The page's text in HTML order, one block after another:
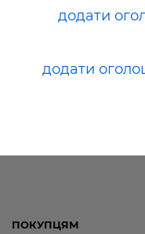
додати
додати
ПОКУПЦЯМ